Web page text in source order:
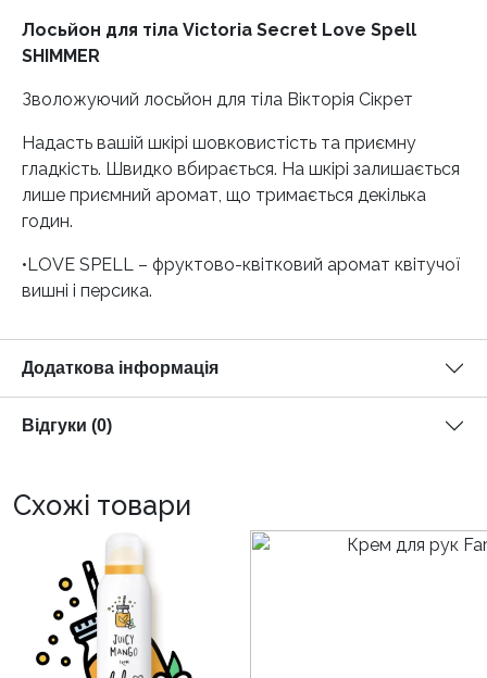
Лосьйон для тіла Victoria Secret Love Spell
SHIMMER
Зволожуючий лосьйон для тіла Вікторія Сікрет
Надасть вашій шкірі шовковистість та приємну
гладкість. Швидко вбирається. На шкірі залишається
лише приємний аромат, що тримається декілька
годин.
•LOVE SPELL – фруктово-квітковий аромат квітучої
вишні і персика.
Додаткова інформація
Відгуки (0)
Схожі товари